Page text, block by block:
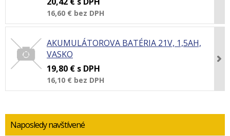
16,60 € bez DPH
AKUMULÁTOROVA BATÉRIA 21V, 1,5AH,
VASKO
19,80 € s DPH
16,10 € bez DPH
Naposledy navštívené